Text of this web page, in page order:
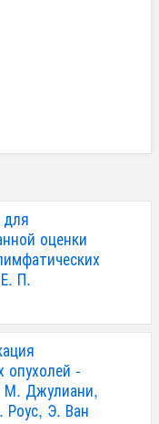
оценки
П.
опухолей -
Джулиани,
Роус, Э. Ван